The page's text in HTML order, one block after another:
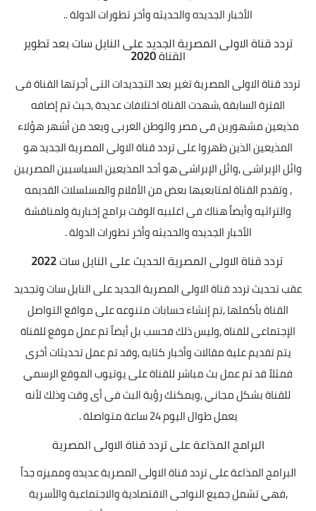
الأخبار الجديده والحديثه وأخر تطورات الدولة ..
تردد قناة الاولى المصرية الجديد على النايل سات بعد تطوير
القناة
تردد قناة الاولى المصرية تغير بعد التجديدات التى أجرتها القناة فى
الفترة السابقة,شهدت القناة اختلافات عديدة,حيث تم إضافه
مذيعين مشهورين فى مصر والوطن العربى ويعد من أشهر هؤلاء
المذيعين الذين ظهروا على تردد قناة الاولى المصرية الجديد هو
وائل الإبراشى,وائل الإبراشى هو أحد المذيعين السياسيين المصريين
,وتقدم القناة لمتابعيها بعض من الأفلام والمسلسلات القديمه
والتراثيه وأيضاً هناك فى اغلبيه الوقت برامج إخبارية ولمناقشة
الأخبار الجديده والحديثه وأخر تطورات الدولة .
تردد قناة الاولى المصرية الحديث على النايل سات2022
عقب تحديث تردد قناة الاولى المصرية الجديد على النايل سات وتجديد
القناة بأكملها,تم إنشاء حسابات متنوعه على مواقع التواصل
الإجتماعى للقناة,وليس ذلك فحسب بل أيضاً تم عمل موقع للقناة
يتم تقديم علية مقالات وأخبار كتابه,وقد تم عمل تحديثات أخرى
فمثلاً قد تم عمل بث مباشر للقناة على يوتيوب الموقع الرسمي
للقناة بشكل مجاني,ويمكنك رؤية البث فى أى وقت وذلك لأنه
يعمل طوال اليوم24 ساعة متواصلة .
البرامج المذاعة على تردد قناة الاولى المصرية
البرامج المذاعة على تردد قناة الاولى المصرية عديده ومميزه جداً
,فهي تشمل جميع النواحى الاقتصادية والاجتماعية والأسرية